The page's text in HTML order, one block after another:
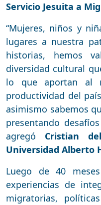
Servicio Jesuita a
“Mujeres, niños y
lugares a nuestra
historias, hemos
diversidad cultural
lo que aportan al
productividad del
asimismo sabemos
presentando
agregó Cristian
Universidad Alberto
Luego de 40
experiencias de
migratorias,